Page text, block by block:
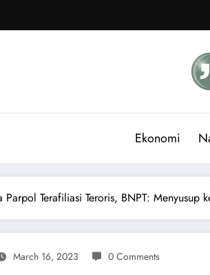
Ekonomi
Parpol Terafiliasi Teroris, BNPT: Menyusup
March 16, 2023 0 Comments